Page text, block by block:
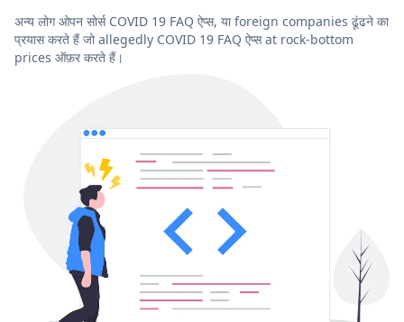
अन्य लोग ओपन सोर्स COVID 19 FAQ ऐप्स, या foreign companies ढूंढने का
प्रयास करते हैं जो allegedly COVID 19 FAQ ऐप्स at rock-bottom
prices ऑफ़र करते हैं।